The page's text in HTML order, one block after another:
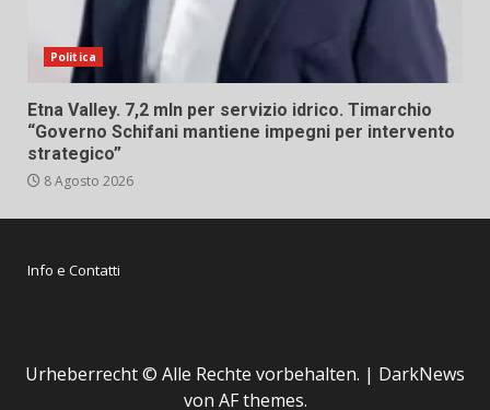
Politica
Etna Valley. 7,2 mln per servizio idrico. Timarchio
“Governo Schifani mantiene impegni per intervento
strategico”
8 Agosto 2026
Info e Contatti
Urheberrecht © Alle Rechte vorbehalten. | DarkNews
von AF themes.